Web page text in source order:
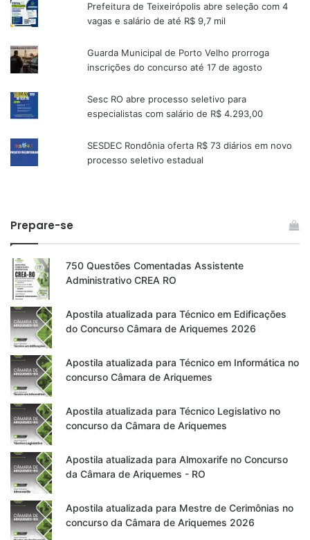
Prefeitura de Teixeirópolis abre seleção com 4
vagas e salário de até R$ 9,7 mil
Guarda Municipal de Porto Velho prorroga
inscrições do concurso até 17 de agosto
Sesc RO abre processo seletivo para
especialistas com salário de R$ 4.293,00
SESDEC Rondônia oferta R$ 73 diários em novo
processo seletivo estadual
Prepare-se
750 Questões Comentadas Assistente
Administrativo CREA RO
Apostila atualizada para Técnico em Edificações
do Concurso Câmara de Ariquemes 2026
Apostila atualizada para Técnico em Informática no
concurso Câmara de Ariquemes
Apostila atualizada para Técnico Legislativo no
concurso da Câmara de Ariquemes
Apostila atualizada para Almoxarife no Concurso
da Câmara de Ariquemes - RO
Apostila atualizada para Mestre de Cerimônias no
concurso da Câmara de Ariquemes 2026